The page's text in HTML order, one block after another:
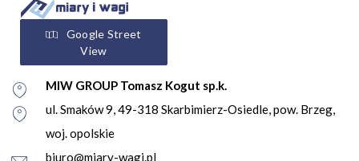
Google Street
View
MIW GROUP Tomasz Kogut sp.k.
ul. Smaków 9, 49-318 Skarbimierz-Osiedle, pow. Brzeg,
woj. opolskie
biuro@miary-wagi.pl